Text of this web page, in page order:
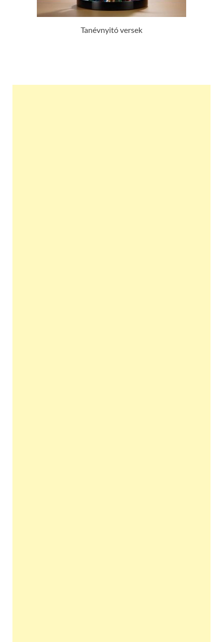
Tanévnyitó versek